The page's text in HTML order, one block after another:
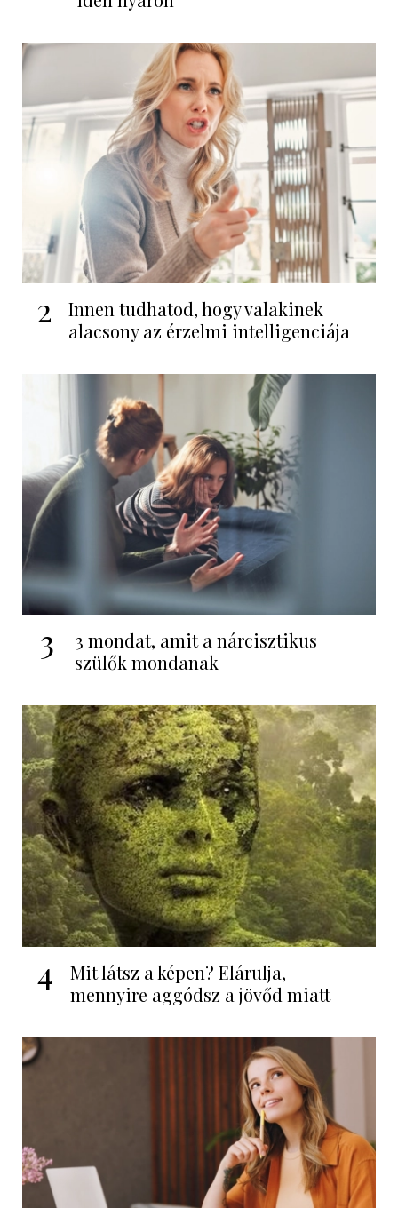
2
Innen tudhatod, hogy valakinek
alacsony az érzelmi intelligenciája
3
3 mondat, amit a nárcisztikus
szülők mondanak
4
Mit látsz a képen? Elárulja,
mennyire aggódsz a jövőd miatt